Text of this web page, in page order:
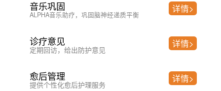
超低频经颅磁刺激(KF-10C)
快速修复 激发神经
详情>
HX系列rTMS经颅磁治疗仪